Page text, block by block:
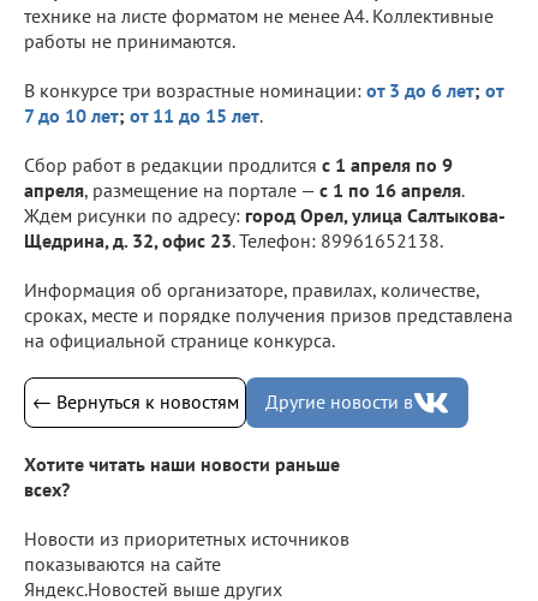
технике на листе форматом не менее А4. Коллективные
работы не принимаются.
В конкурсе три возрастные номинации: от 3 до 6 лет; от
7 до 10 лет; от 11 до 15 лет.
Сбор работ в редакции продлится с 1 апреля по 9
апреля, размещение на портале — с 1 по 16 апреля.
Ждем рисунки по адресу: город Орел, улица Салтыкова-
Щедрина, д. 32, офис 23. Телефон: 89961652138.
Информация об организаторе, правилах, количестве,
сроках, месте и порядке получения призов представлена
на официальной странице конкурса.
← Вернуться к новостям Другие новости в
Хотите читать наши новости раньше
всех?
Новости из приоритетных источников
показываются на сайте
Яндекс.Новостей выше других